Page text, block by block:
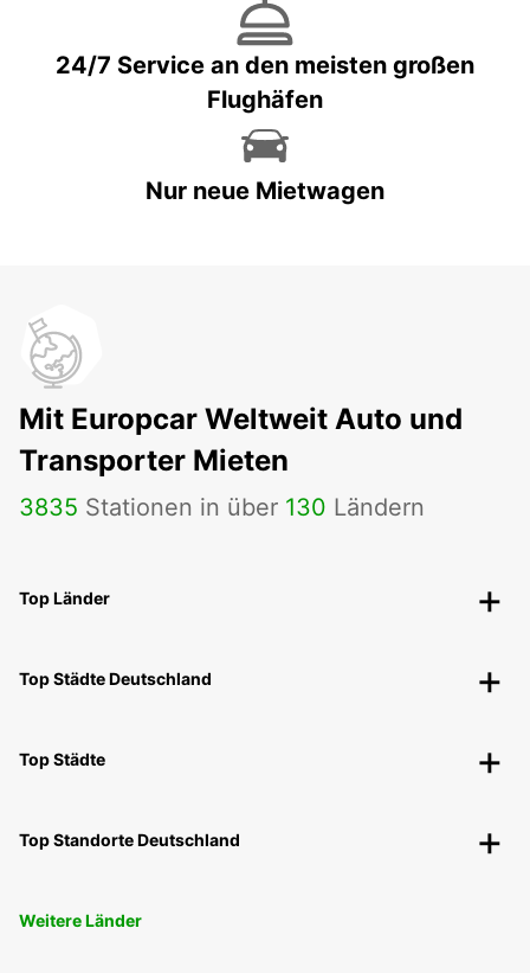
24/7 Service an den meisten großen
Flughäfen
Nur neue Mietwagen
Mit Europcar Weltweit Auto und
Transporter Mieten
3835 Stationen in über 130 Ländern
Top Länder
Top Städte Deutschland
Top Städte
Top Standorte Deutschland
Weitere Länder